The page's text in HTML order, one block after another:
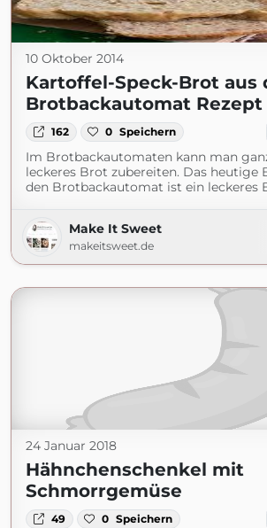
10 Oktober 2014
Kartoffel-Speck-Brot aus
Brotbackautomat Rezept
162 0 Speichern
Im Brotbackautomaten kann man
leckeres Brot zubereiten. Das heutige
den Brotbackautomat ist ein leckeres
Make It Sweet
makeitsweet.de
24 Januar 2018
Hähnchenschenkel mit
Schmorrgemüse
49 0 Speichern